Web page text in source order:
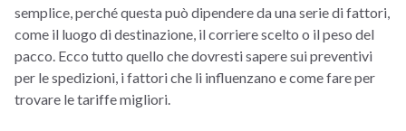
semplice, perché questa può dipendere da una serie di fattori,
come il luogo di destinazione, il corriere scelto o il peso del
pacco. Ecco tutto quello che dovresti sapere sui preventivi
per le spedizioni, i fattori che li influenzano e come fare per
trovare le tariffe migliori.